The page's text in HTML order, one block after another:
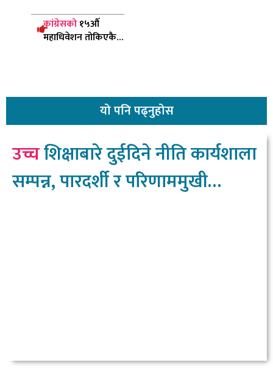
कांग्रेसको१५औँ
महाधिवेशन तोकिएकै
योपनि पढ्नुहोस
उच्चशिक्षाबारे दुईदिने नीति कार्यशाला
सम्पन्न, पारदर्शी र परिणाममुखी